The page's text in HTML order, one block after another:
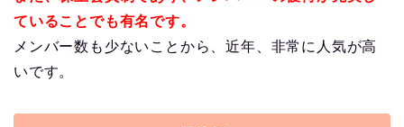
ていることでも有名です。
メンバー数も少ないことから、近年、非常に人気が高
いです。